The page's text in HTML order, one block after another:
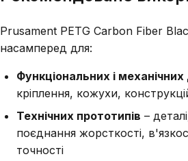
Prusament PETG Carbon Fiber
насамперед для:
Функціональних і
кріплення, кожухи,
Технічних прототипів –
поєднання жорсткості,
точності